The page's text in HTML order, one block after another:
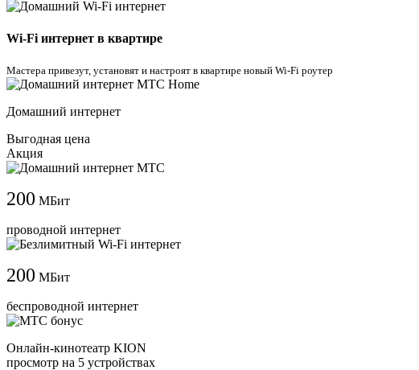
Wi-Fi интернет в квартире
Мастера привезут, установят и настроят в квартире новый Wi-Fi роутер
Домашний интернет
Выгодная цена
Акция
200 МБит
проводной интернет
200 МБит
беспроводной интернет
Онлайн-кинотеатр KION
просмотр на 5 устройствах